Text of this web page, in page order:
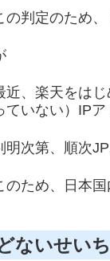
の判定のため
近、楽天をは
ていない）IP
明次第、順次
のため、日本
ないせい